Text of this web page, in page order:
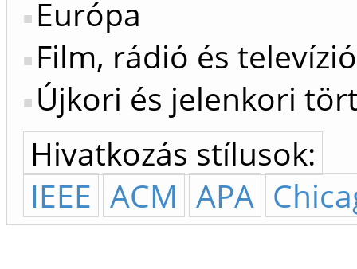
Európa
Film, rádió és
Újkori és jelenkori
Hivatkozás stílusok:
IEEE ACM APA